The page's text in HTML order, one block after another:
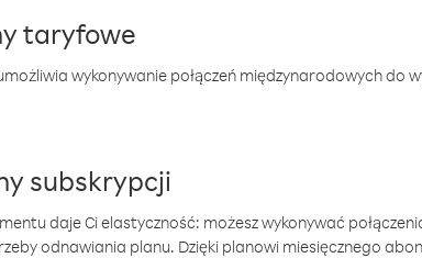
taryfowe
wykonywanie połączeń międzynarodowych do
subskrypcji
daje Ci elastyczność: możesz wykonywać
odnawiania planu. Dzięki planowi miesięcznego